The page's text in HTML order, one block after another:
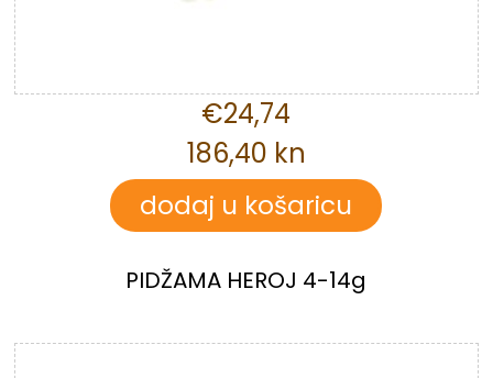
€24,74
186,40 kn
PIDŽAMA HEROJ 4-14g